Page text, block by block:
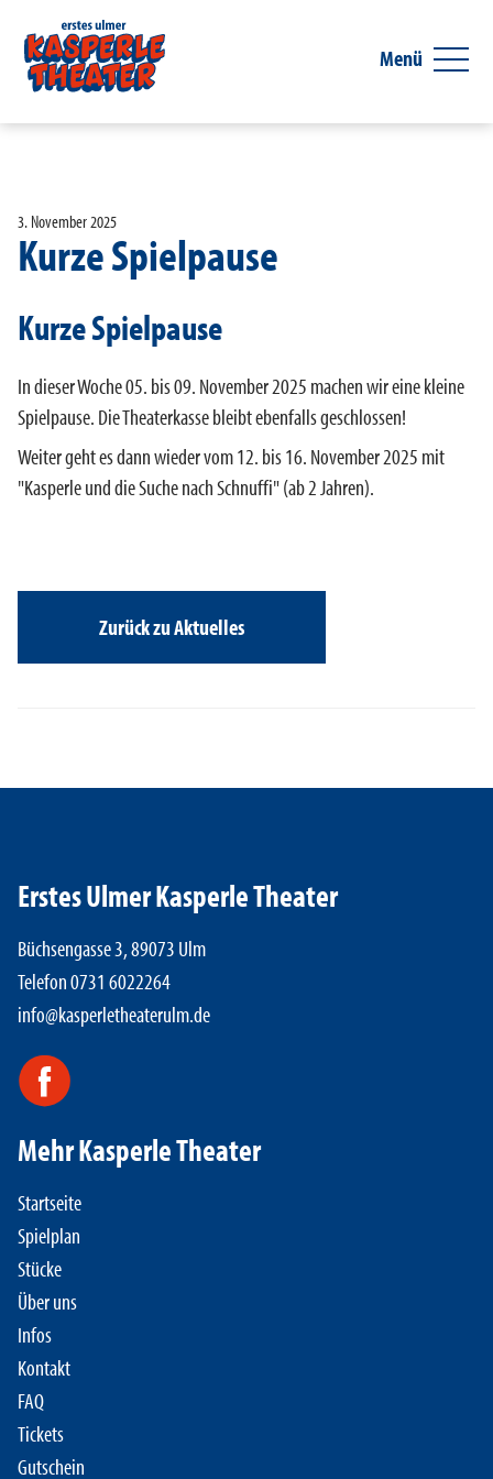
Menü
3. November 2025
Kurze Spielpause
Kurze Spielpause
In dieser Woche 05. bis 09. November 2025 machen wir eine kleine
Spielpause. Die Theaterkasse bleibt ebenfalls geschlossen!
Weiter geht es dann wieder vom 12. bis 16. November 2025 mit
"Kasperle und die Suche nach Schnuffi" (ab 2 Jahren).
Zurück zu Aktuelles
Erstes Ulmer Kasperle Theater
Büchsengasse 3, 89073 Ulm
Telefon 0731 6022264
info@kasperletheaterulm.de
Mehr Kasperle Theater
Startseite
Spielplan
Stücke
Über uns
Infos
Kontakt
FAQ
Tickets
Gutschein